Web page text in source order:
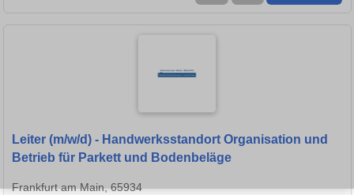
Leiter (m/w/d) - Handwerksstandort Organisation und
Betrieb für Parkett und Bodenbeläge
Frankfurt am Main, 65934